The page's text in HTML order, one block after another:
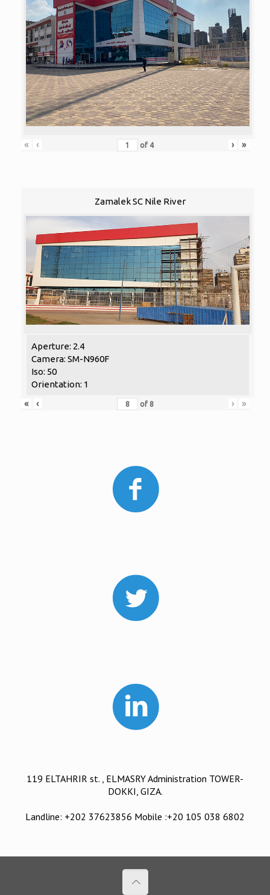
« ‹ of 4 › »
Zamalek SC Nile River
Aperture: 2.4
Camera: SM-N960F
Iso: 50
Orientation: 1
«
‹ of 8 › »
119 ELTAHRIR st. , ELMASRY Administration TOWER-
DOKKI, GIZA.
Landline: +202 37623856 Mobile :+20 105 038 6802